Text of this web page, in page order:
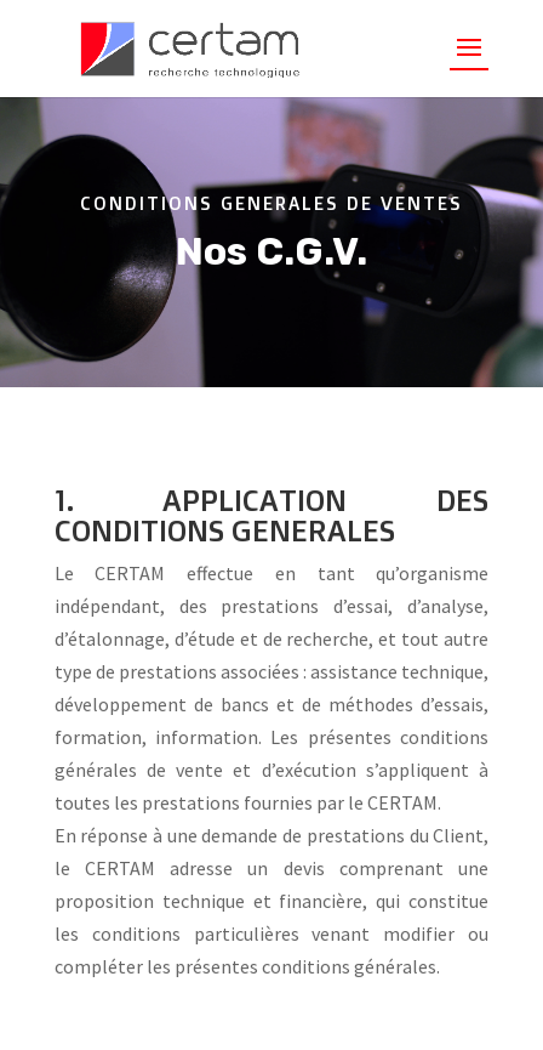
CONDITIONS GENERALES DE VENTES
Nos C.G.V.
1. APPLICATION DES
CONDITIONS GENERALES
Le CERTAM effectue en tant qu’organisme
indépendant, des prestations d’essai, d’analyse,
d’étalonnage, d’étude et de recherche, et tout autre
type de prestations associées : assistance technique,
développement de bancs et de méthodes d’essais,
formation, information. Les présentes conditions
générales de vente et d’exécution s’appliquent à
toutes les prestations fournies par le CERTAM.
En réponse à une demande de prestations du Client,
le CERTAM adresse un devis comprenant une
proposition technique et financière, qui constitue
les conditions particulières venant modifier ou
compléter les présentes conditions générales.